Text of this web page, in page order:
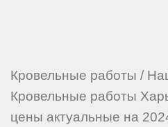
Кровельные работы /
Кровельные работы
цены актуальные на